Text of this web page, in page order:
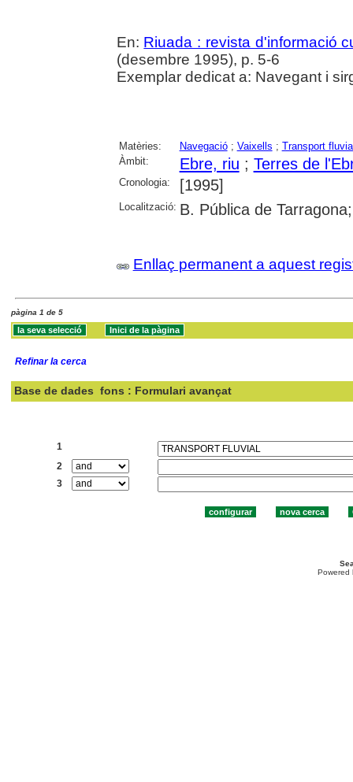
En: Riuada : revista d'informació
(desembre 1995), p. 5-6
Exemplar dedicat a: Navegant i
Matèries: Navegació; Vaixells ; Transport
Àmbit:
Ebre, riu ; Terres de
Cronologia: [1995]
Localització: B. Pública de
Enllaç permanent a aquest
pàgina 1 de 5
Refinar la cerca
Base de dades fons : Formulari avançat
1
2
3